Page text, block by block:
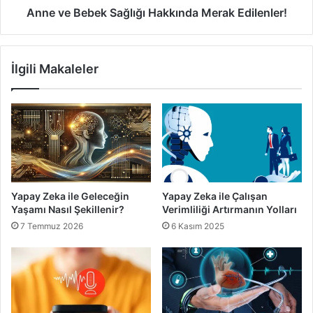
yazılımlar sayesinde makineler, öğrenme süreçlerini kendi
başlarına tamamlayabilmektedir. Derin öğrenme ise,
öğrenme, makinelerin yüksek derecede karmaşık veri
kümelerini öğrenmesini ve anlamasını sağlamak için
tasarlanmıştır.
Yapay Zeka Yapay Zeka Kullanım Alanları
Anne ve Bebek Sağlığı Hakkında Merak Edilenler!
İlgili Makaleler
Yapay Zeka ile Geleceğin
Yaşamı Nasıl Şekillenir?
7 Temmuz 2026
Yapay Zeka ile Çalışan
Verimliliği Artırmanın Yolları
6 Kasım 2025